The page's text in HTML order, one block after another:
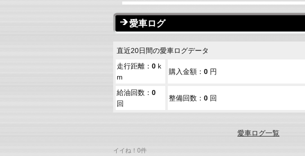
愛車ログ
直近20日間の愛車ログデータ
走行距離： 0 k
m
購入金額： 0 円
給油回数： 0
回
整備回数： 0 回
愛車ログ一覧
イイね！0件